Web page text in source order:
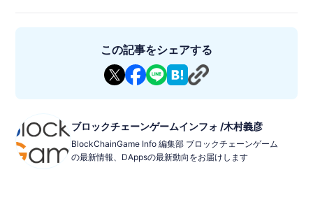
◾️特徴
•オートバトル: プレイヤーはデッキを構築し、オートで進行する
バトルの戦略を立てるシステム。
•短時間バトル: 1回のバトルは3分間で展開され、短時間で楽しめ
るのが特徴。
◾️基本情報
•Game Title: 魁 三国志大戦 -Battle of Three Kingdoms-
•Genre: 戦略的オートバトル
•Compatibility: PC、iOS、Android
この記事をシェアする
ブロックチェーンゲームインフォ /木村義彦
BlockChainGame Info 編集部 ブロックチェーンゲーム
の最新情報、DAppsの最新動向をお届けします